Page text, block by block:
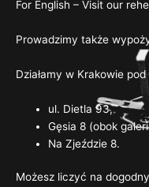
For English – Visit our
Prowadzimy także
Działamy w Krakowie
ul. Dietla 93,
Gęsia 8 (obok
Na Zjeździe 8.
Możesz liczyć na